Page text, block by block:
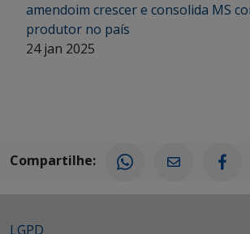
amendoim crescer e consolida MS
produtor no país
24 jan 2025
Compartilhe:
LGPD